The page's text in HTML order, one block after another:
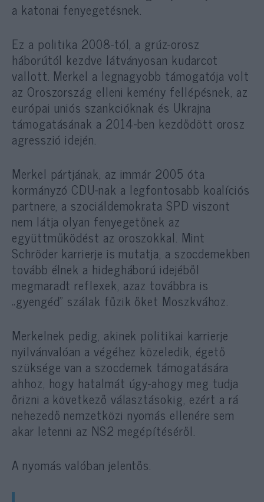
a katonai fenyegetésnek.
Ez a politika 2008-tól, a grúz-orosz
háborútól kezdve látványosan kudarcot
vallott. Merkel a legnagyobb támogatója volt
az Oroszország elleni kemény fellépésnek, az
európai uniós szankcióknak és Ukrajna
támogatásának a 2014-ben kezdődött orosz
agresszió idején.
Merkel pártjának, az immár 2005 óta
kormányzó CDU-nak a legfontosabb koalíciós
partnere, a szociáldemokrata SPD viszont
nem látja olyan fenyegetőnek az
együttműködést az oroszokkal. Mint
Schröder karrierje is mutatja, a szocdemekben
tovább élnek a hidegháború idejéből
megmaradt reflexek, azaz továbbra is
„gyengéd” szálak fűzik őket Moszkvához.
Merkelnek pedig, akinek politikai karrierje
nyilvánvalóan a végéhez közeledik, égető
szüksége van a szocdemek támogatására
ahhoz, hogy hatalmát úgy-ahogy meg tudja
őrizni a következő választásokig, ezért a rá
nehezedő nemzetközi nyomás ellenére sem
akar letenni az NS2 megépítéséről.
A nyomás valóban jelentős.